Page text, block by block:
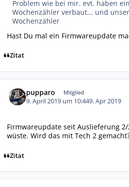
Problem wie bei mir. evt. haben
Wochenzähler verbaut... und
Wochenzähler
Hast Du mal ein Firmwareupdate
Zitat
pupparo Mitglied
9. April 2019 um 10:449. Apr 2019
Firmwareupdate seit Auslieferung
wüste. Wird das mit Tech 2
Zitat